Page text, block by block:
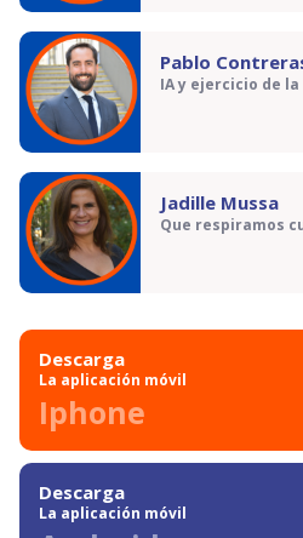
Pablo
IA y ejercicio de
Jadille Mussa
Que respiramos
Descarga
La aplicación móvil
Iphone
Descarga
La aplicación móvil